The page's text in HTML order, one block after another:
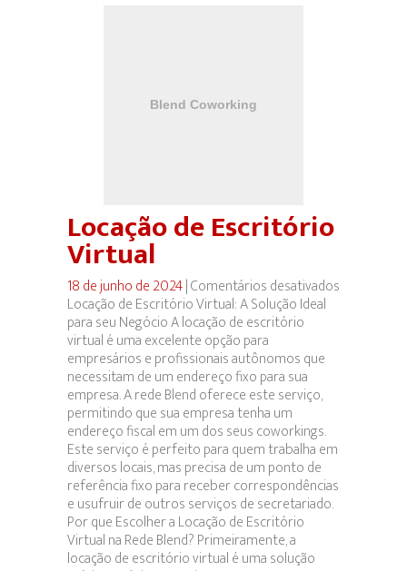
Locação de Escritório
Virtual
18 de junho de 2024|Comentários desativados
Locação de Escritório Virtual: A Solução Ideal
para seu Negócio A locação de escritório
virtual é uma excelente opção para
empresários e profissionais autônomos que
necessitam de um endereço fixo para sua
empresa. A rede Blend oferece este serviço,
permitindo que sua empresa tenha um
endereço fiscal em um dos seus coworkings.
Este serviço é perfeito para quem trabalha em
diversos locais, mas precisa de um ponto de
referência fixo para receber correspondências
e usufruir de outros serviços de secretariado.
Por que Escolher a Locação de Escritório
Virtual na Rede Blend? Primeiramente, a
locação de escritório virtual é uma solução